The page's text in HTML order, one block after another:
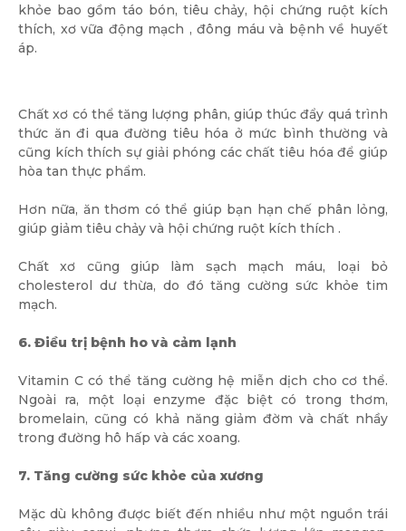
khỏe bao gồm táo bón, tiêu chảy, hội chứng ruột kích
thích, xơ vữa động mạch , đông máu và bệnh về huyết
áp.
Chất xơ có thể tăng lượng phân, giúp thúc đẩy quá trình
thức ăn đi qua đường tiêu hóa ở mức bình thường và
cũng kích thích sự giải phóng các chất tiêu hóa để giúp
hòa tan thực phẩm.
Hơn nữa, ăn thơm có thể giúp bạn hạn chế phân lỏng,
giúp giảm tiêu chảy và hội chứng ruột kích thích .
Chất xơ cũng giúp làm sạch mạch máu, loại bỏ
cholesterol dư thừa, do đó tăng cường sức khỏe tim
mạch.
6. Điều trị bệnh ho và cảm lạnh
Vitamin C có thể tăng cường hệ miễn dịch cho cơ thể.
Ngoài ra, một loại enzyme đặc biệt có trong thơm,
bromelain, cũng có khả năng giảm đờm và chất nhầy
trong đường hô hấp và các xoang.
7. Tăng cường sức khỏe của xương
Mặc dù không được biết đến nhiều như một nguồn trái